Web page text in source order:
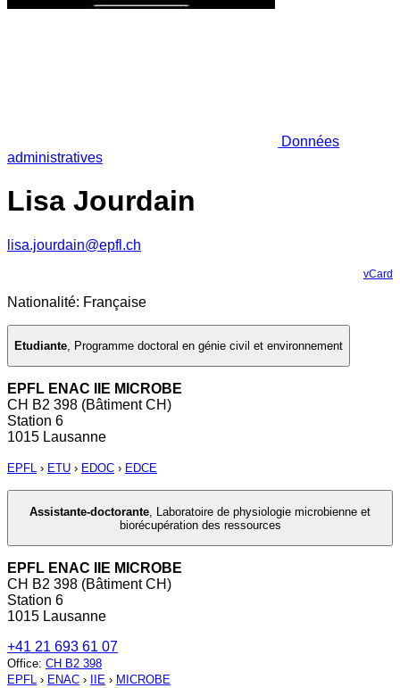
Données
administratives
Lisa Jourdain
lisa.jourdain@epfl.ch
vCard
Nationalité: Française
Etudiante, Programme doctoral en génie civil et environnement
EPFL ENAC IIE MICROBE
CH B2 398 (Bâtiment CH)
Station 6
1015 Lausanne
EPFL › ETU › EDOC › EDCE
Assistante-doctorante Laboratoire de physiologie microbienne et
biorécupération des ressources
EPFL ENAC IIE MICROBE
CH B2 398 (Bâtiment CH)
Station 6
1015 Lausanne
+41 21 693 61 07
Office: CH B2 398
EPFL › ENAC › IIE › MICROBE